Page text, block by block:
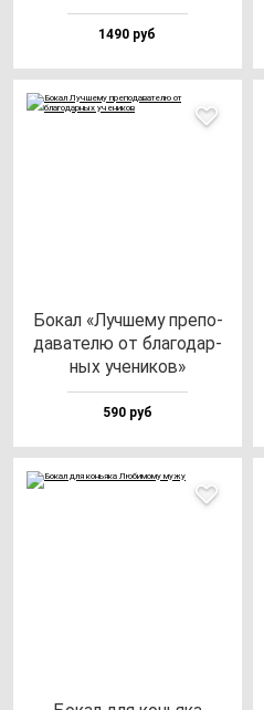
1490 руб
Бокал «Луч­ше­му пре­по­
да­ва­те­лю от бла­го­дар­
ных уче­ни­ков»
590 руб